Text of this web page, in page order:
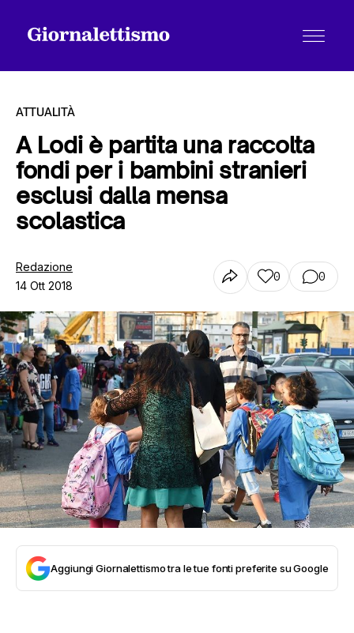
Tutti gli articoli
ATTUALITÀ
A Lodi è partita una raccolta
fondi per i bambini stranieri
esclusi dalla mensa
scolastica
Redazione
14 Ott 2018
0 0
Aggiungi Giornalettismo tra le tue fonti preferite su Google